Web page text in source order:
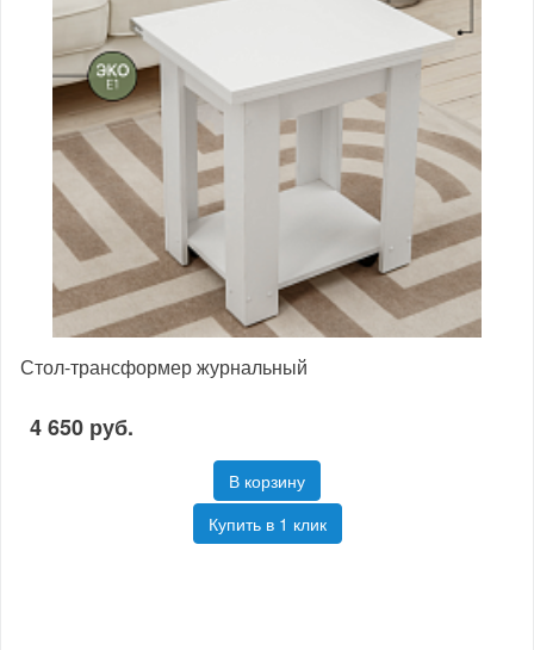
Стол-трансформер журнальный
4 650 руб.
В корзину
Купить в 1 клик